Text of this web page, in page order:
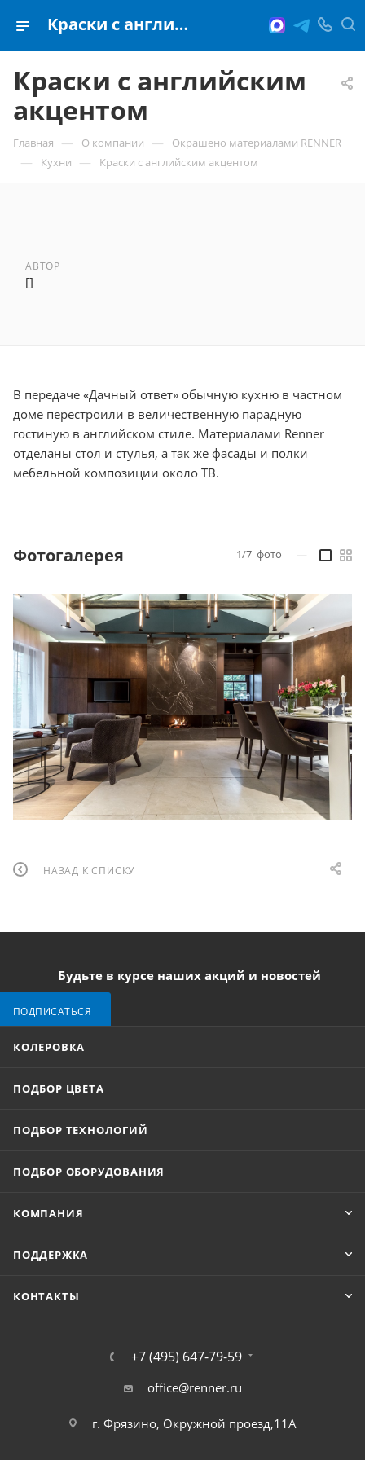
Краски с английским акцентом
Краски с английским
акцентом
Главная — О компании — Окрашено материалами RENNER
— Кухни — Краски с английским акцентом
АВТОР
[]
В передаче «Дачный ответ» обычную кухню в частном
доме перестроили в величественную парадную
гостиную в английском стиле. Материалами Renner
отделаны стол и стулья, а так же фасады и полки
мебельной композиции около ТВ.
Фотогалерея 1/7 фото
НАЗАД К СПИСКУ
Будьте в курсе наших акций и новостей
ПОДПИСАТЬСЯ
КОЛЕРОВКА
ПОДБОР ЦВЕТА
ПОДБОР ТЕХНОЛОГИЙ
ПОДБОР ОБОРУДОВАНИЯ
КОМПАНИЯ
ПОДДЕРЖКА
КОНТАКТЫ
+7 (495) 647-79-59
office@renner.ru
г. Фрязино, Окружной проезд,11А